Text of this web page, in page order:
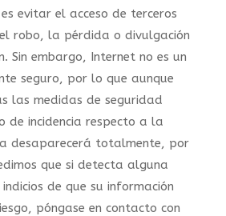
evitar el acceso de terceros
robo, la pérdida o divulgación
Sin embargo, Internet no es un
seguro, por lo que aunque
las medidas de seguridad
de incidencia respecto a la
desaparecerá totalmente, por
que si detecta alguna
de que su información
póngase en contacto con